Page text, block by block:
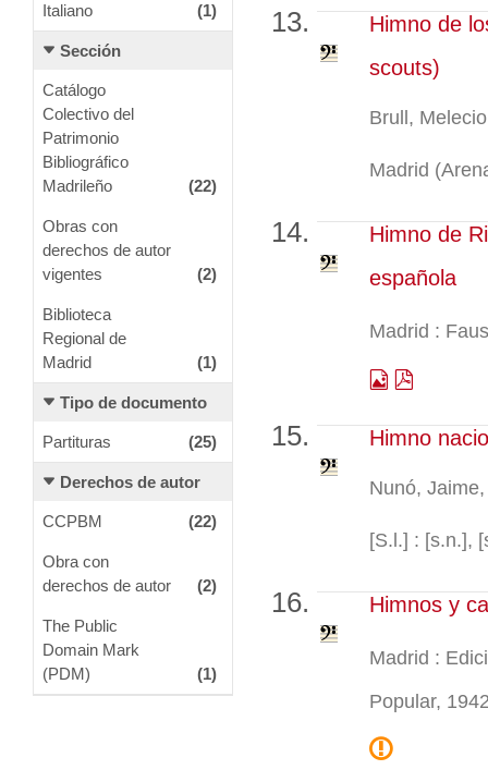
Italiano (1)
Sección
Catálogo
Colectivo del
Patrimonio
Bibliográfico
Madrileño
(22)
Obras con
derechos de autor
vigentes
(2)
Biblioteca
Regional de
Madrid
(1)
Tipo de documento
Partituras (25)
Derechos de autor
CCPBM (22)
Obra con
derechos de autor
(2)
The Public
Domain Mark
(PDM)
(1)
Himno de
scouts)
Brull,
Madrid
Himno de
española
Madrid :
Himno
Nunó,
[S.l.] : [s.n.],
Himnos y
Madrid :
Popular,